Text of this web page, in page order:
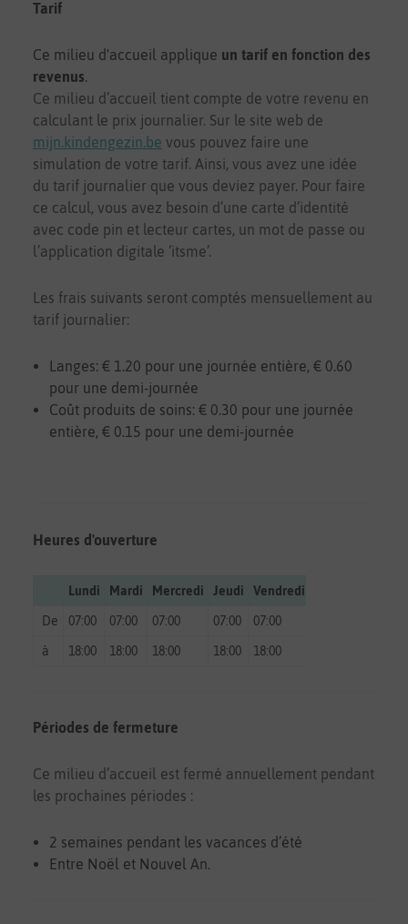
Tarif
Ce milieu d'accueil applique un tarif en fonction des
revenus.
Ce milieu d’accueil tient compte de votre revenu en
calculant le prix journalier. Sur le site web de
mijn.kindengezin.be vous pouvez faire une
simulation de votre tarif. Ainsi, vous avez une idée
du tarif journalier que vous deviez payer. Pour faire
ce calcul, vous avez besoin d’une carte d’identité
avec code pin et lecteur cartes, un mot de passe ou
l’application digitale ‘itsme’.
Les frais suivants seront comptés mensuellement au
tarif journalier:
Langes: € 1.20 pour une journée entière, € 0.60
pour une demi-journée
Coût produits de soins: € 0.30 pour une journée
entière, € 0.15 pour une demi-journée
Heures d'ouverture
Lundi Mardi Mercredi Jeudi Vendredi
De 07:00 07:00 07:00 07:00 07:00
à 18:00 18:00 18:00 18:00 18:00
Périodes de fermeture
Ce milieu d’accueil est fermé annuellement pendant
les prochaines périodes :
2 semaines pendant les vacances d’été
Entre Noël et Nouvel An.